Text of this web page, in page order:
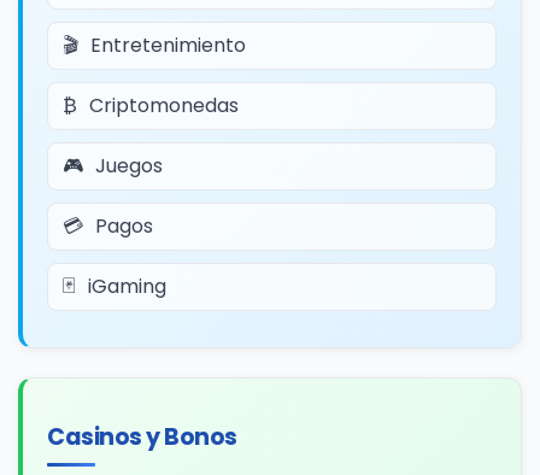
Entretenimiento
Criptomonedas
Juegos
Pagos
iGaming
Casinos y Bonos